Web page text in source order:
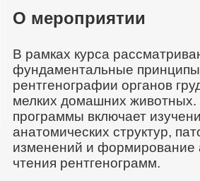
О мероприятии
В рамках курса
фундаментальные принципы
рентгенографии органов
мелких домашних
программы включает
анатомических структур,
изменений и формирование
чтения рентгенограмм.